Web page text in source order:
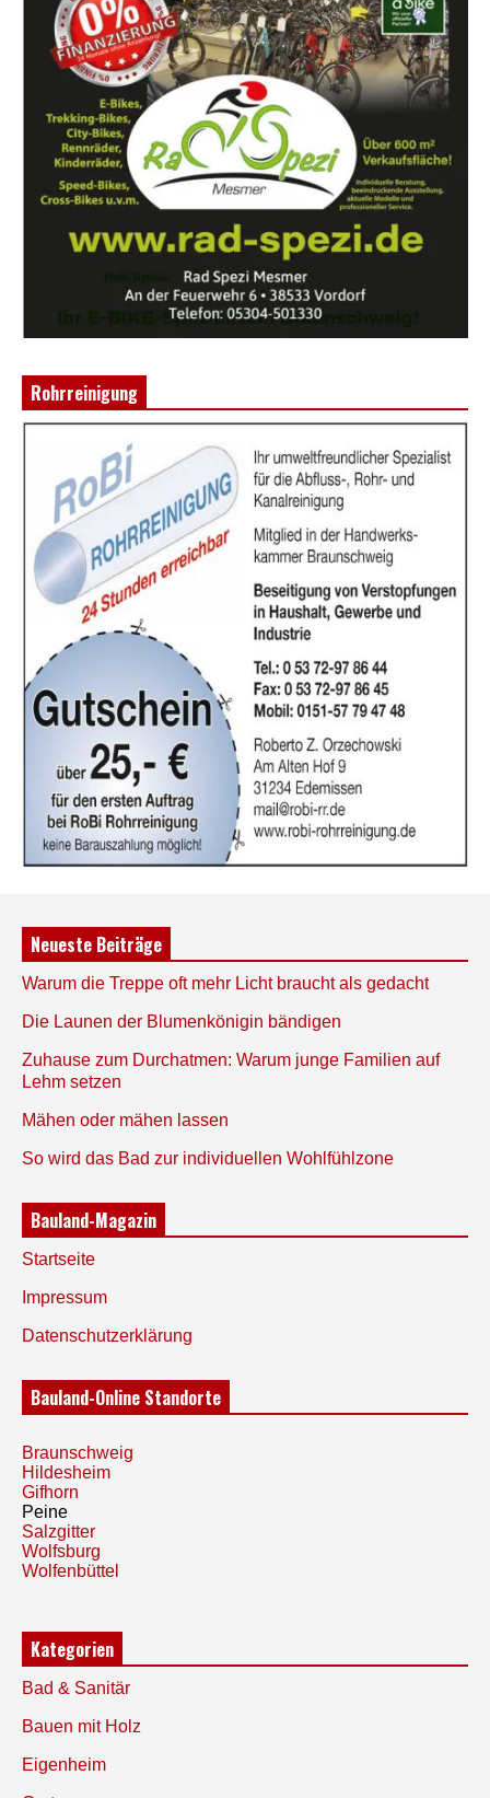
Rohrreinigung
Neueste Beiträge
Warum die Treppe oft mehr Licht braucht als gedacht
Die Launen der Blumenkönigin bändigen
Zuhause zum Durchatmen: Warum junge Familien auf
Lehm setzen
Mähen oder mähen lassen
So wird das Bad zur individuellen Wohlfühlzone
Bauland-Magazin
Startseite
Impressum
Datenschutzerklärung
Bauland-Online Standorte
Braunschweig
Hildesheim
Gifhorn
Peine
Salzgitter
Wolfsburg
Wolfenbüttel
Kategorien
Bad & Sanitär
Bauen mit Holz
Eigenheim